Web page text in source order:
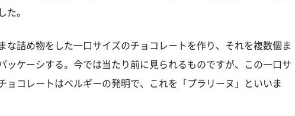
た。
な詰め物をした一口サイズのチョコレートを作り、それを複数個ま
ッケーシする。今では当たり前に見られるものですが、この一口サ
ョコレートはベルギーの発明で、これを「プラリーヌ」といいま